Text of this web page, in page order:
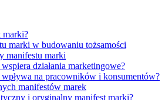
marki?
marki w budowaniu tożsamości
manifestu marki
działania marketingowe?
na pracowników i konsumentów?
manifestów marek
i oryginalny manifest marki?